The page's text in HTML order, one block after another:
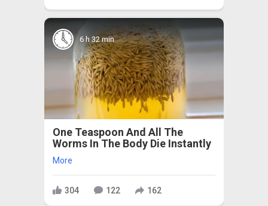
6 h 32 min
One Teaspoon And All The
Worms In The Body Die Instantly
More
304 122 162